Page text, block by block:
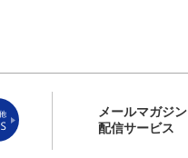
メールマガジン
配信サービス